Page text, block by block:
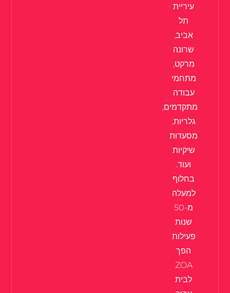
עיריית
תל
אביב,
שרונה
מרקט,
מתחמי
עבודה
מתקדמים,
גלריות,
מסעדות
שיקיות
ועוד.
בחלוף
למעלה
מ-50
שנות
פעילות
הפך
ZOA
לבית